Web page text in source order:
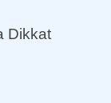
Dikkat